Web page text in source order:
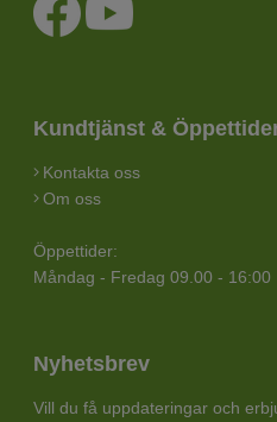
Kundtjänst &
Kontakta oss
Om oss
Öppettider:
Måndag - Fredag 09.00 - 16:00
Nyhetsbrev
Vill du få uppdateringar och